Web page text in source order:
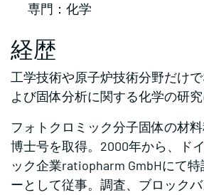
専門：化学
経歴
工学技術や原子炉技術分野だけ
よび固体分析に関する化学の研究
フォトクロミック分子固体の材
博士号を取得。2000年から、ド
ック企業ratiopharm GmbHにて
ーとして従事。調査、ブロック